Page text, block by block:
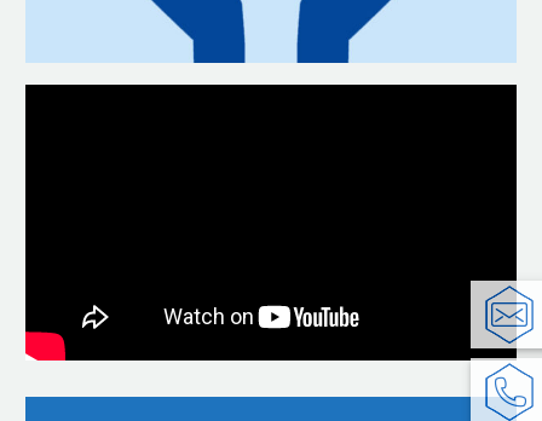
Player